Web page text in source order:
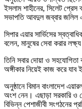
ইসলাম শাহীনের, সিলেট প্রেস
সভাপতি আবদুল জব্বার জলিল
সিপার এয়ার সার্ভিসের
বলেন, মানুষের সেবা করার
তিনি সবার দোয়া ও
অঙ্গীকার নিয়েই কাজ করে
অনুষ্ঠানে বিমান বাংলাদেশ
অংশ নেন। এছাড়া সরকারি ও
বিভিন্ন পেশাজীবী সংগঠনের